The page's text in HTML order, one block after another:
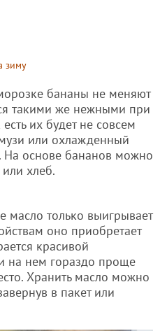
зиму
бананы не меняют
такими же нежными при
их будет не совсем
или охлажденный
На основе бананов можно
хлеб.
масло только выигрывает
оно приобретает
красивой
на нем гораздо проще
Хранить масло можно
в пакет или